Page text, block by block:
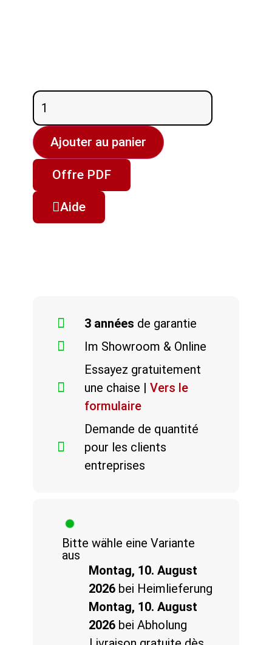
Ajouter au panier
Offre PDF
Aide
3 années de garantie
Im Showroom & Online
Essayez gratuitement
une chaise | Vers le
formulaire
Demande de quantité
pour les clients
entreprises
Bitte wähle eine Variante
aus
Montag, 10. August
2026 bei Heimlieferung
Montag, 10. August
2026 bei Abholung